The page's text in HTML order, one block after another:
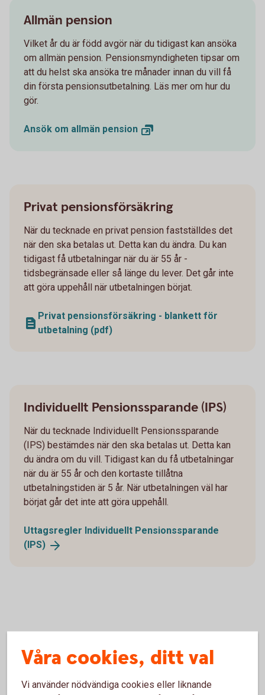
Allmän pension
Vilket år du är född avgör när du tidigast kan ansöka
om allmän pension. Pensionsmyndigheten tipsar om
att du helst ska ansöka tre månader innan du vill få
din första pensionsutbetalning. Läs mer om hur du
gör.
Ansök om allmän pension
Privat pensionsförsäkring
När du tecknade en privat pension fastställdes det
när den ska betalas ut. Detta kan du ändra. Du kan
tidigast få utbetalningar när du är 55 år -
tidsbegränsade eller så länge du lever. Det går inte
att göra uppehåll när utbetalningen börjat.
Privat pensionsförsäkring - blankett för
utbetalning (pdf)
Individuellt Pensionssparande (IPS)
När du tecknade Individuellt Pensionssparande
(IPS) bestämdes när den ska betalas ut. Detta kan
du ändra om du vill. Tidigast kan du få utbetalningar
när du är 55 år och den kortaste tillåtna
utbetalningstiden är 5 år. När utbetalningen väl har
börjat går det inte att göra uppehåll.
Uttagsregler Individuellt Pensionssparande
(IPS)
Uttagsregler för dina
pensionsutbetalningar
Våra cookies, ditt val
Vi använder nödvändiga cookies eller liknande